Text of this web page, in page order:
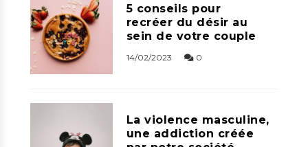
5 conseils pour
recréer du désir au
sein de votre couple
14/02/2023 0
La violence masculine,
une addiction créée